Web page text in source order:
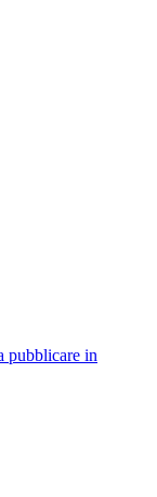
pubblicare in